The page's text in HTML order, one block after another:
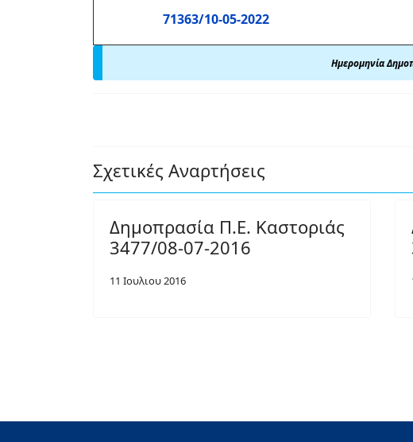
71363/10-05-2022
Ημερομηνία
Σχετικές Αναρτήσεις
Δημοπρασία Π.Ε. Καστοριάς
3477/08-07-2016
11 Ιουλιου 2016